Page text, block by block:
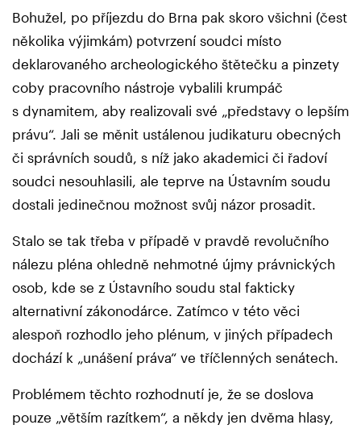
Bohužel, po příjezdu do Brna pak skoro všichni (čest
několika výjimkám) potvrzení soudci místo
deklarovaného archeologického štětečku a pinzety
coby pracovního nástroje vybalili krumpáč
s dynamitem, aby realizovali své „představy o lepším
právu“. Jali se měnit ustálenou judikaturu obecných
či správních soudů, s níž jako akademici či řadoví
soudci nesouhlasili, ale teprve na Ústavním soudu
dostali jedinečnou možnost svůj názor prosadit.
Stalo se tak třeba v případě v pravdě revolučního
nálezu pléna ohledně nehmotné újmy právnických
osob, kde se z Ústavního soudu stal fakticky
alternativní zákonodárce. Zatímco v této věci
alespoň rozhodlo jeho plénum, v jiných případech
dochází k „unášení práva“ ve tříčlenných senátech.
Problémem těchto rozhodnutí je, že se doslova
pouze „větším razítkem“, a někdy jen dvěma hlasy,